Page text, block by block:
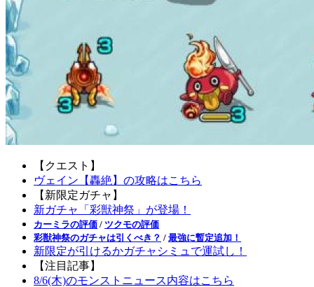
【クエスト】
ヴェイン【轟絶】の攻略はこちら
【新限定ガチャ】
新ガチャ「彩獣神祭」が登場！
カーミラの評価 / ツクモの評価
彩獣神祭のガチャは引くべき？ / 最強に暫定追加！
新限定が引けるかガチャシミュで運試し！
【注目記事】
8/6(木)のモンストニュース内容はこちら